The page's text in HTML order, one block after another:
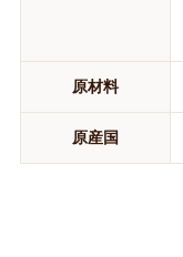
原材料
原産国